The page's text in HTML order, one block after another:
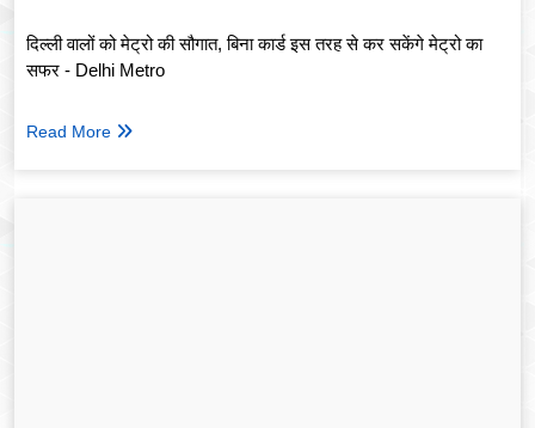
दिल्ली वालों को मेट्रो की सौगात, बिना कार्ड इस तरह से कर सकेंगे मेट्रो का
सफर - Delhi Metro
Read More